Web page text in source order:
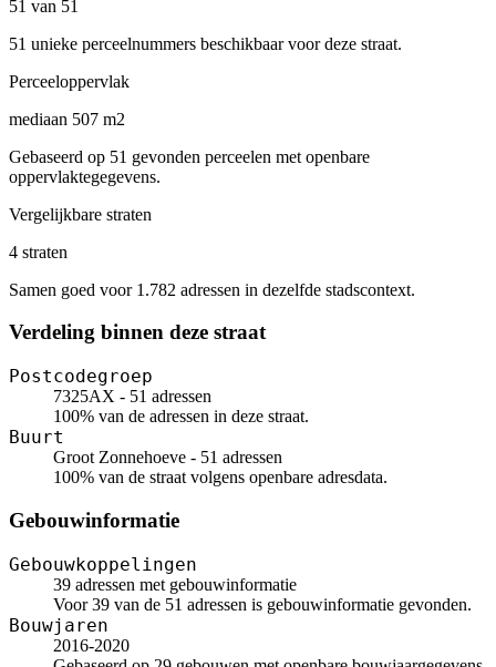
51 van 51
51 unieke perceelnummers beschikbaar voor deze straat.
Perceeloppervlak
mediaan 507 m2
Gebaseerd op 51 gevonden perceelen met openbare
oppervlaktegegevens.
Vergelijkbare straten
4 straten
Samen goed voor 1.782 adressen in dezelfde stadscontext.
Verdeling binnen deze straat
Postcodegroep
7325AX - 51 adressen
100% van de adressen in deze straat.
Buurt
Groot Zonnehoeve - 51 adressen
100% van de straat volgens openbare adresdata.
Gebouwinformatie
Gebouwkoppelingen
39 adressen met gebouwinformatie
Voor 39 van de 51 adressen is gebouwinformatie gevonden.
Bouwjaren
2016-2020